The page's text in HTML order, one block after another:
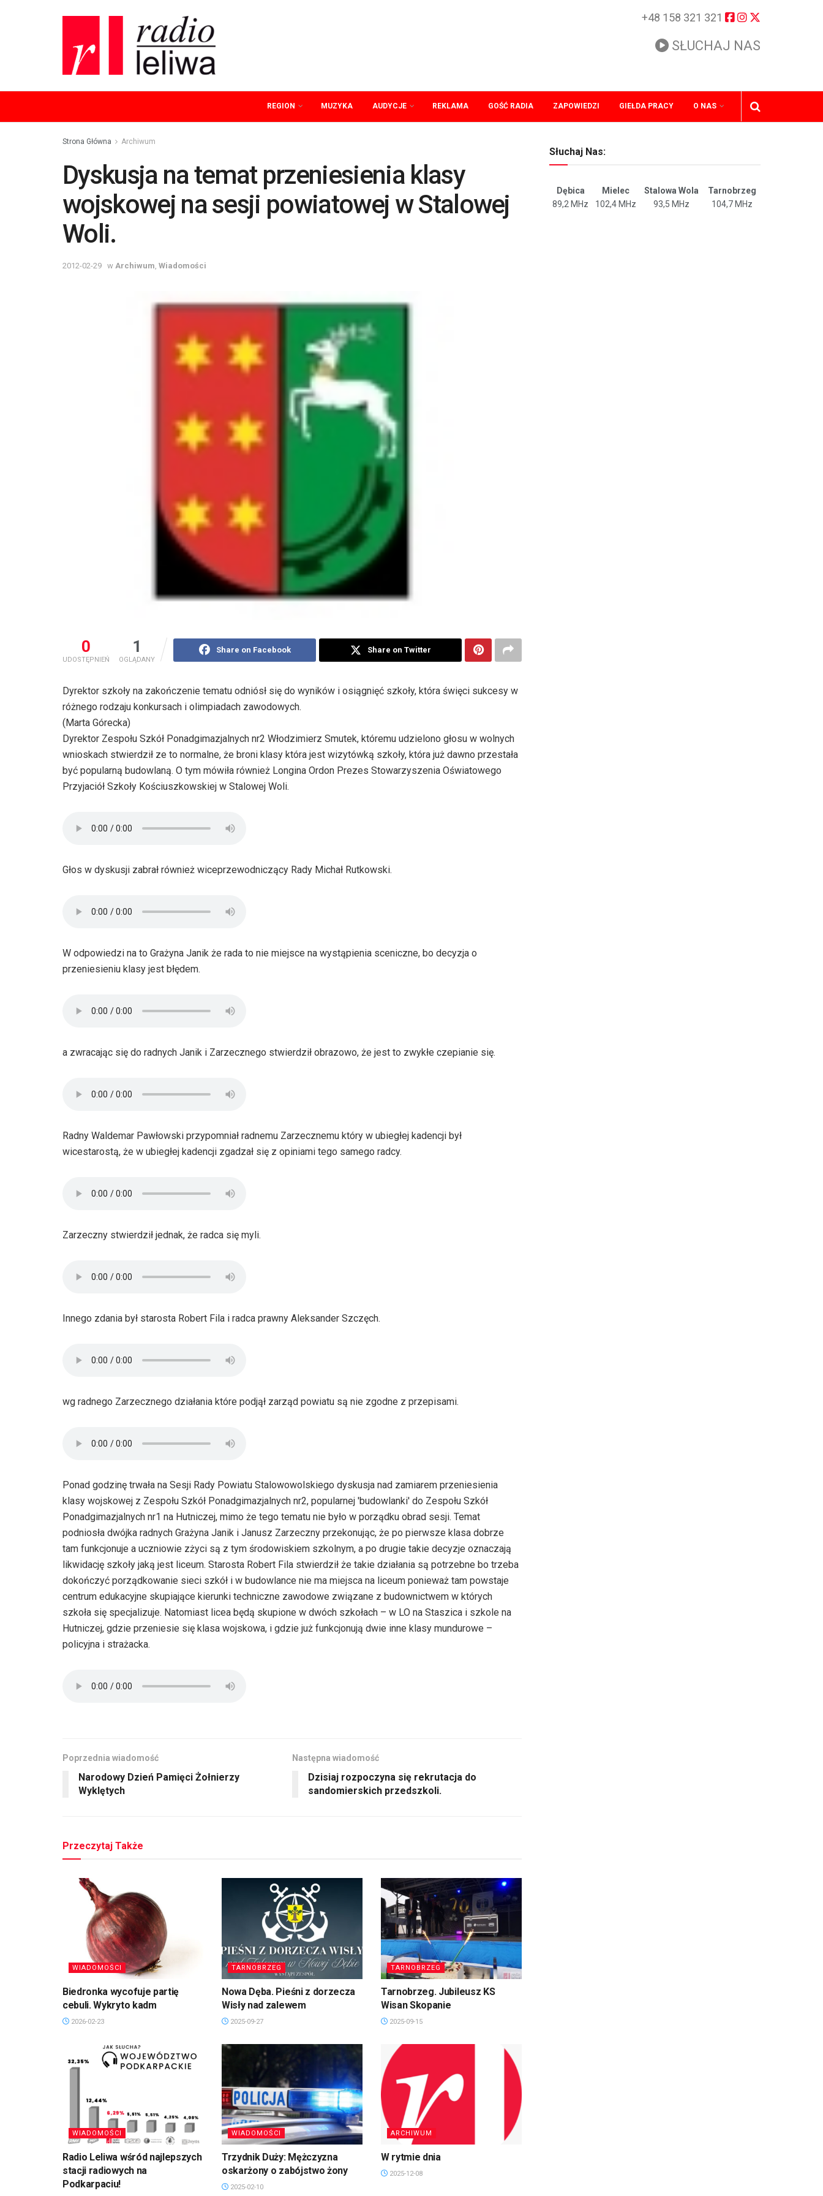
+48 158 321 321
SŁUCHAJ NAS
REGION MUZYKA AUDYCJE REKLAMA GOŚĆ RADIA ZAPOWIEDZI GIEŁDA PRACY O NAS
Strona Główna Archiwum
Dyskusja na temat przeniesienia klasy
wojskowej na sesji powiatowej w Stalowej
Woli.
2012-02-29 w Archiwum Wiadomości
0
UDOSTĘPNIEŃ
1
OGLĄDANY
Share on Facebook Share on Twitter
Dyrektor szkoły na zakończenie tematu odniósł się do wyników i osiągnięć szkoły, która święci sukcesy w
różnego rodzaju konkursach i olimpiadach zawodowych.
(Marta Górecka)
Dyrektor Zespołu Szkół Ponadgimazjalnych nr2 Włodzimierz Smutek, któremu udzielono głosu w wolnych
wnioskach stwierdził ze to normalne, że broni klasy która jest wizytówką szkoły, która już dawno przestała
być popularną budowlaną. O tym mówiła również Longina Ordon Prezes Stowarzyszenia Oświatowego
Przyjaciół Szkoły Kościuszkowskiej w Stalowej Woli.
Głos w dyskusji zabrał również wiceprzewodniczący Rady Michał Rutkowski.
W odpowiedzi na to Grażyna Janik że rada to nie miejsce na wystąpienia sceniczne, bo decyzja o
przeniesieniu klasy jest błędem.
a zwracając się do radnych Janik i Zarzecznego stwierdził obrazowo, że jest to zwykłe czepianie się.
Radny Waldemar Pawłowski przypomniał radnemu Zarzecznemu który w ubiegłej kadencji był
wicestarostą, że w ubiegłej kadencji zgadzał się z opiniami tego samego radcy.
Zarzeczny stwierdził jednak, że radca się myli.
Innego zdania był starosta Robert Fila i radca prawny Aleksander Szczęch.
wg radnego Zarzecznego działania które podjął zarząd powiatu są nie zgodne z przepisami.
Ponad godzinę trwała na Sesji Rady Powiatu Stalowowolskiego dyskusja nad zamiarem przeniesienia
klasy wojskowej z Zespołu Szkół Ponadgimazjalnych nr2, popularnej 'budowlanki' do Zespołu Szkół
Ponadgimazjalnych nr1 na Hutniczej, mimo że tego tematu nie było w porządku obrad sesji. Temat
podniosła dwójka radnych Grażyna Janik i Janusz Zarzeczny przekonując, że po pierwsze klasa dobrze
tam funkcjonuje a uczniowie zżyci są z tym środowiskiem szkolnym, a po drugie takie decyzje oznaczają
likwidację szkoły jaką jest liceum. Starosta Robert Fila stwierdził że takie działania są potrzebne bo trzeba
dokończyć porządkowanie sieci szkół i w budowlance nie ma miejsca na liceum ponieważ tam powstaje
centrum edukacyjne skupiające kierunki techniczne zawodowe związane z budownictwem w których
szkoła się specjalizuje. Natomiast licea będą skupione w dwóch szkołach – w LO na Staszica i szkole na
Hutniczej, gdzie przeniesie się klasa wojskowa, i gdzie już funkcjonują dwie inne klasy mundurowe –
policyjna i strażacka.
Poprzednia wiadomość
Narodowy Dzień Pamięci Żołnierzy
Wyklętych
Następna wiadomość
Dzisiaj rozpoczyna się rekrutacja do
sandomierskich przedszkoli.
Przeczytaj Także
WIADOMOŚCI
Biedronka wycofuje partię
cebuli. Wykryto kadm
2026-02-23
TARNOBRZEG
Nowa Dęba. Pieśni z dorzecza
Wisły nad zalewem
2025-09-27
TARNOBRZEG
Tarnobrzeg. Jubileusz KS
Wisan Skopanie
2025-09-15
WIADOMOŚCI
Radio Leliwa wśród najlepszych
stacji radiowych na
Podkarpaciu!
WIADOMOŚCI
Trzydnik Duży: Mężczyzna
oskarżony o zabójstwo żony
2025-02-10
ARCHIWUM
W rytmie dnia
2025-12-08
Słuchaj Nas:
Dębica Mielec Stalowa Wola
Tarnobrzeg
89,2 MHz
102,4 MHz 93,5 MHz 104,7 MHz